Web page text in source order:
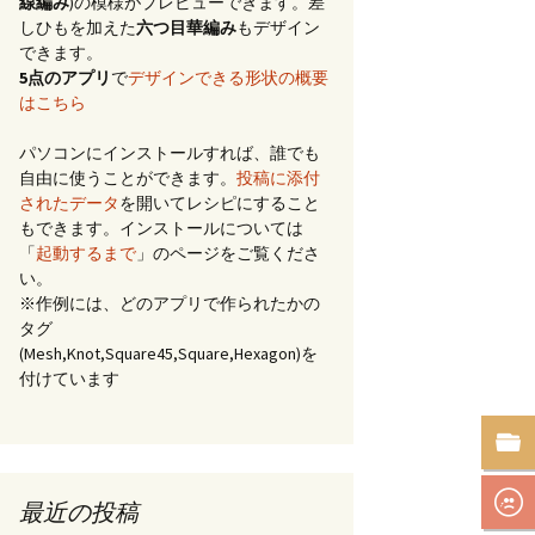
しひもを加えた六つ目華編みもデザイン
できます。
5点のアプリ でデザインできる形状の概要
はこちら
パソコンにインストールすれば、誰でも
自由に使うことができます。 投稿に添付
されたデータを開いてレシピにすること
もできます。インストールについては
「起動するまで 」のページをご覧くださ
い。
※作例には、どのアプリで作られたかの
タグ
(Mesh,Knot,Square45,Square,Hexagon)を
付けています
最近の投稿